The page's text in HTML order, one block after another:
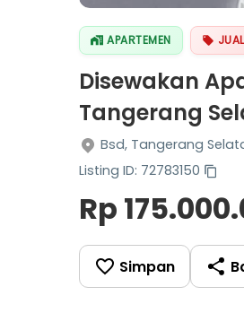
APARTEMEN JUAL
Disewakan
Tangerang
Bsd, Tangerang
Listing ID: 72783150
Rp
Simpan